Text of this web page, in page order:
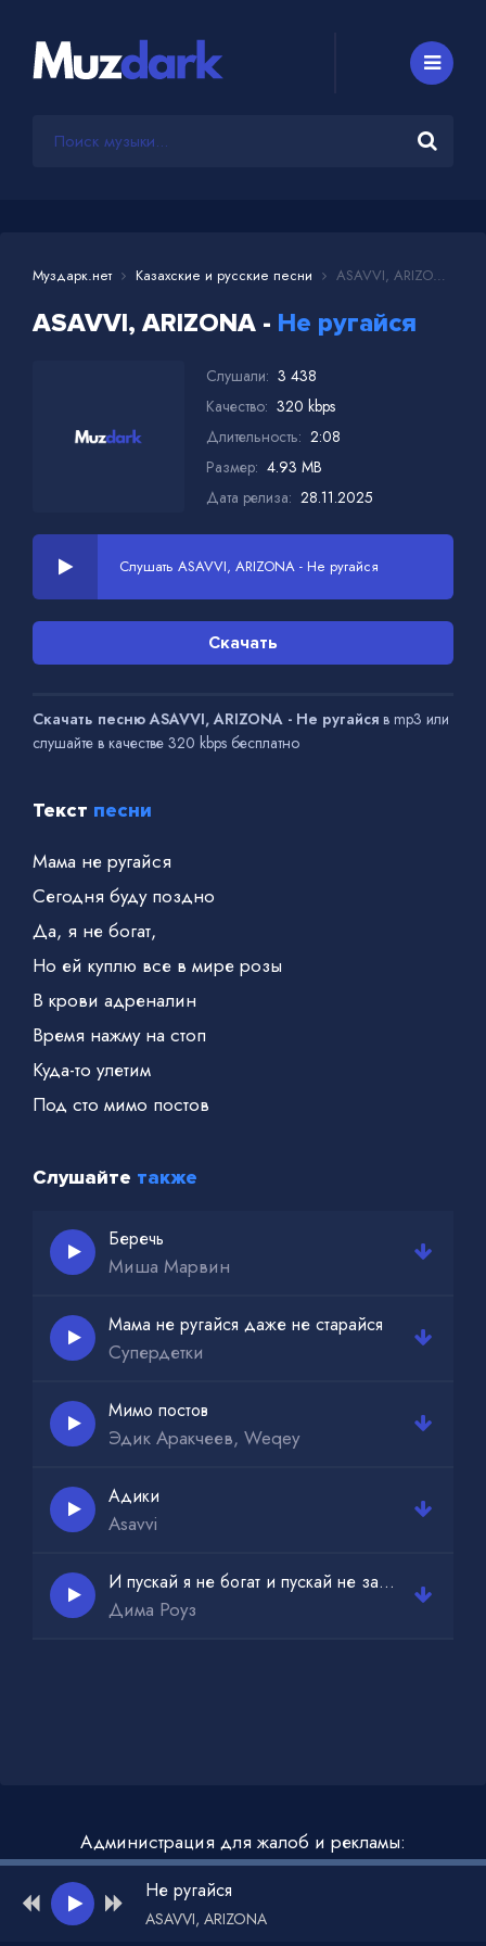
Муздарк.нет Казахские и русские песни ASAVVI, ARIZONA - Не ругайся
ASAVVI, ARIZONA - Не ругайся
Слушали: 3 438
Качество: 320 kbps
Длительность: 2:08
Размер: 4.93 MB
Дата релиза: 28.11.2025
Слушать ASAVVI, ARIZONA - Не ругайся
Скачать
Скачать песню ASAVVI, ARIZONA - Не ругайся в mp3 или
слушайте в качестве 320 kbps бесплатно
Текст песни
Мама не ругайся
Сегодня буду поздно
Да, я не богат,
Но ей куплю все в мире розы
В крови адреналин
Время нажму на стоп
Куда-то улетим
Под сто мимо постов
Слушайте также
Беречь
Миша Марвин
Мама не ругайся даже не старайся
Супердетки
Мимо постов
Эдик Аракчеев, Weqey
Адики
Asavvi
И пускай я не богат и пускай не заменит
Дима Роуз
Администрация для жалоб и рекламы:
admin@muzdark.net
Не ругайся
ASAVVI, ARIZONA